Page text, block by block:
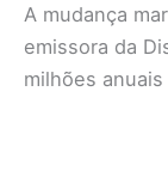
A mudança
emissora da
milhões